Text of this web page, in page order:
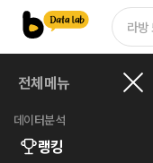
전체메뉴
데이터분석
랭킹